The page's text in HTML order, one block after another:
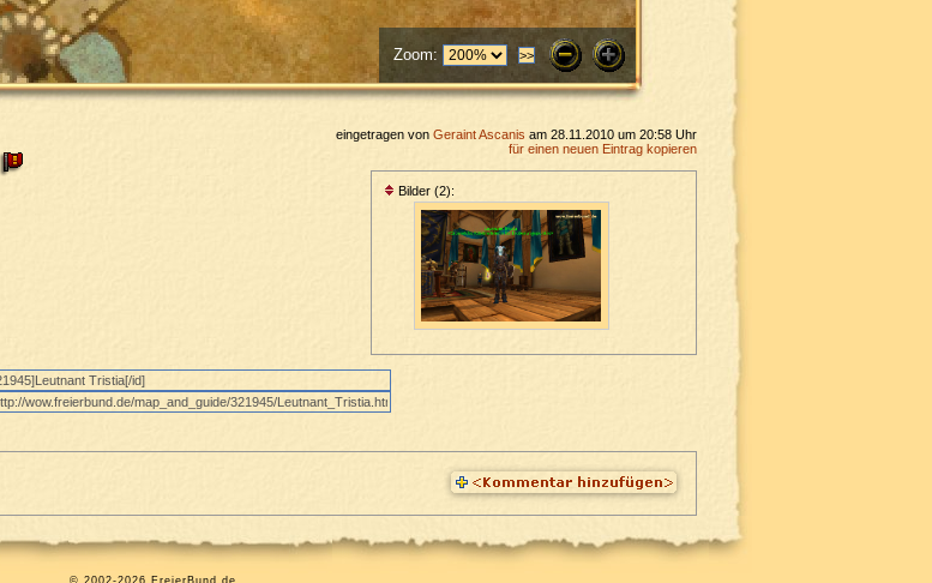
Zoom:
eingetragen von Geraint Ascanis am 28.11.2010 um 20:58 Uhr
für einen neuen Eintrag kopieren
Bilder (2):
© 2002-2026 FreierBund.de